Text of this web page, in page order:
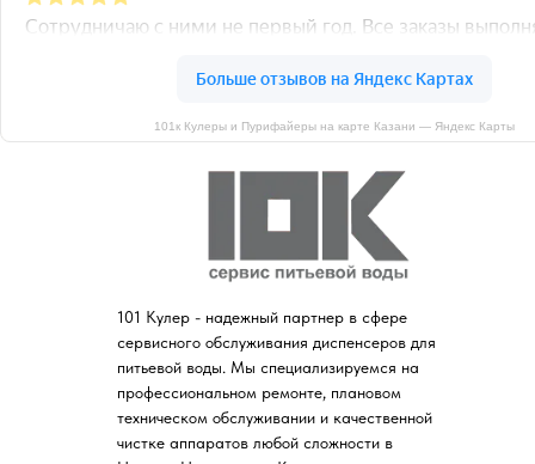
101к Кулеры и Пурифайеры на карте Казани — Яндекс Карты
101 Кулер - надежный партнер в сфере
сервисного обслуживания диспенсеров для
питьевой воды. Мы специализируемся на
профессиональном ремонте, плановом
техническом обслуживании и качественной
чистке аппаратов любой сложности в